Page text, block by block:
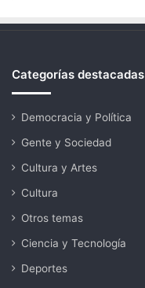
Categorías destacadas
Democracia y Política
Gente y Sociedad
Cultura y Artes
Cultura
Otros temas
Ciencia y Tecnología
Deportes